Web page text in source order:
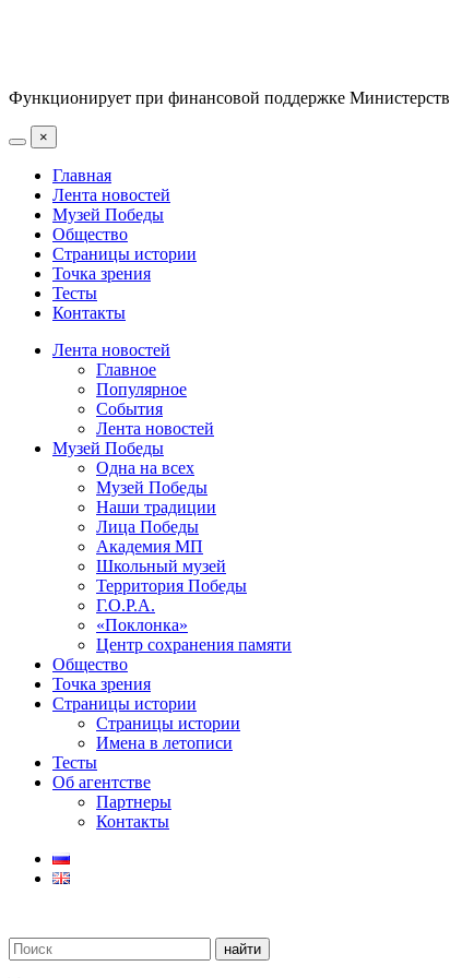
Функционирует при финансовой поддержке
×
Главная
Лента новостей
Музей Победы
Общество
Страницы истории
Точка зрения
Тесты
Контакты
Лента новостей
Главное
Популярное
События
Лента новостей
Музей Победы
Одна на всех
Музей Победы
Наши традиции
Лица Победы
Академия МП
Школьный музей
Территория Победы
Г.О.Р.А.
«Поклонка»
Центр сохранения памяти
Общество
Точка зрения
Страницы истории
Страницы истории
Имена в летописи
Тесты
Об агентстве
Партнеры
Контакты